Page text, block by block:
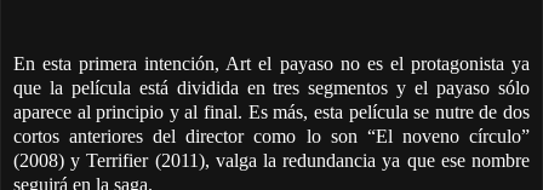
En esta primera intención, Art el payaso no es el protagonista ya
que la película está dividida en tres segmentos y el payaso sólo
aparece al principio y al final. Es más, esta película se nutre de dos
cortos anteriores del director como lo son “El noveno círculo”
(2008) y Terrifier (2011), valga la redundancia ya que ese nombre
seguirá en la saga.